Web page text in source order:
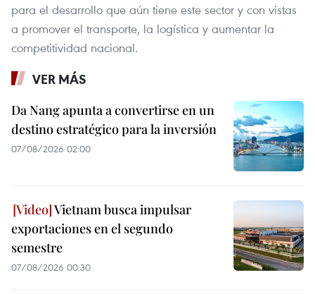
para el desarrollo que aún tiene este sector y con vistas
a promover el transporte, la logística y aumentar la
competitividad nacional.
VER MÁS
Da Nang apunta a convertirse en un
destino estratégico para la inversión
07/08/2026 02:00
Vietnam busca impulsar
exportaciones en el segundo
semestre
07/08/2026 00:30